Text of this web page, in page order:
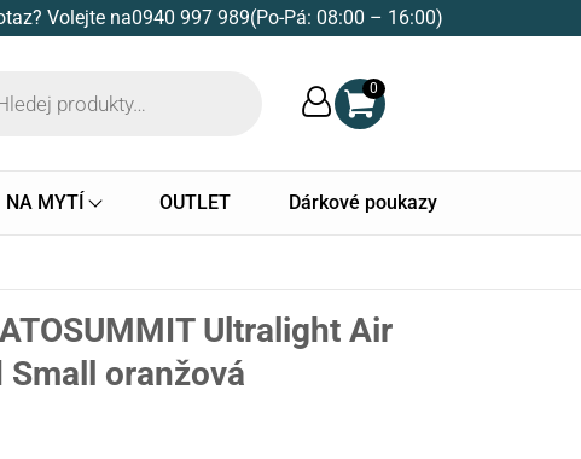
Volejte na0940 997 989(Po-Pá: 08:00 – 16:00)
0
NA MYTÍ OUTLET Dárkové poukazy
Ultralight Air
oranžová